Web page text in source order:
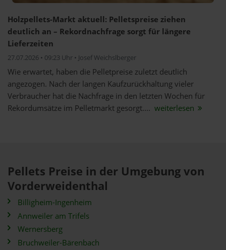
Holzpellets-Markt aktuell: Pelletspreise ziehen
deutlich an – Rekordnachfrage sorgt für längere
Lieferzeiten
27.07.2026 • 09:23 Uhr • Josef Weichslberger
Wie erwartet, haben die Pelletpreise zuletzt deutlich
angezogen. Nach der langen Kaufzurückhaltung vieler
Verbraucher hat die Nachfrage in den letzten Wochen für
Rekordumsätze im Pelletmarkt gesorgt.... weiterlesen
Pellets Preise in der Umgebung von
Vorderweidenthal
Billigheim-Ingenheim
Annweiler am Trifels
Wernersberg
Bruchweiler-Bärenbach